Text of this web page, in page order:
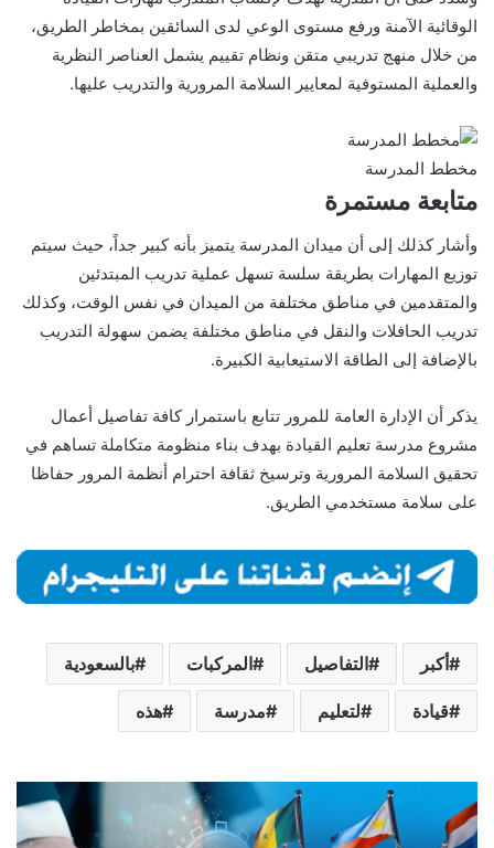
الوقائية الآمنة ورفع مستوى الوعي لدى السائقين بمخاطر الطريق،
من خلال منهج تدريبي متقن ونظام تقييم يشمل العناصر النظرية
والعملية المستوفية لمعايير السلامة المرورية والتدريب عليها.
مخطط المدرسة
متابعة مستمرة
وأشار كذلك إلى أن ميدان المدرسة يتميز بأنه كبير جداً، حيث سيتم
توزيع المهارات بطريقة سلسة تسهل عملية تدريب المبتدئين
والمتقدمين في مناطق مختلفة من الميدان في نفس الوقت، وكذلك
تدريب الحافلات والنقل في مناطق مختلفة يضمن سهولة التدريب
بالإضافة إلى الطاقة الاستيعابية الكبيرة.
يذكر أن الإدارة العامة للمرور تتابع باستمرار كافة تفاصيل أعمال
مشروع مدرسة تعليم القيادة بهدف بناء منظومة متكاملة تساهم في
تحقيق السلامة المرورية وترسيخ ثقافة احترام أنظمة المرور حفاظا
على سلامة مستخدمي الطريق.
أكبر التفاصيل المركبات بالسعودية
قيادة لتعليم مدرسة هذه